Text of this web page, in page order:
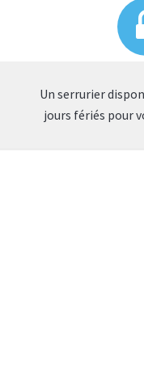
Un serrurier
jours fériés pour